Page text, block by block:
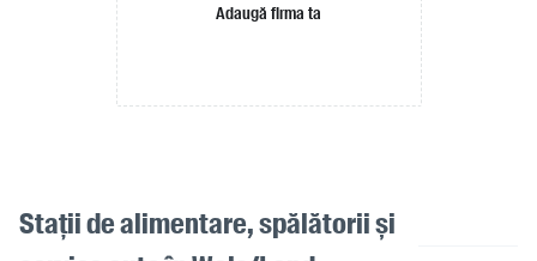
Adaugă firma ta
Stații de alimentare, spălătorii și